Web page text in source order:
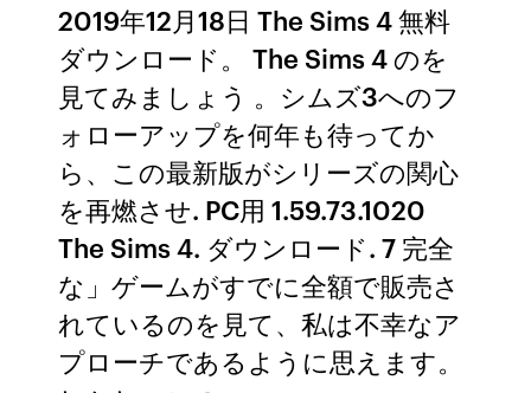
2019年12月18日 The Sims 4 無料
ダウンロード。 The Sims 4 のを
見てみましょう 。シムズ3へのフ
ォローアップを何年も待ってか
ら、この最新版がシリーズの関心
を再燃させ. PC用 1.59.73.1020
The Sims 4. ダウンロード. 7 完全
な」ゲームがすでに全額で販売さ
れているのを見て、私は不幸なア
プローチであるように思えます。